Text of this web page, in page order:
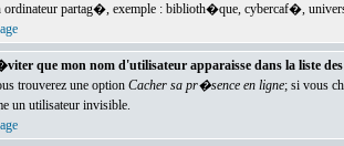
ordinateur partag�, exemple : biblioth�que, cybercaf�,
que mon nom d'utilisateur apparaisse dans la liste
trouverez une option Cacher sa pr�sence en ligne; si vous
un utilisateur invisible.